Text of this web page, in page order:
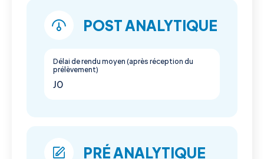
POST ANALYTIQUE
Délai de rendu moyen (après réception du
prélèvement)
J0
PRÉ ANALYTIQUE